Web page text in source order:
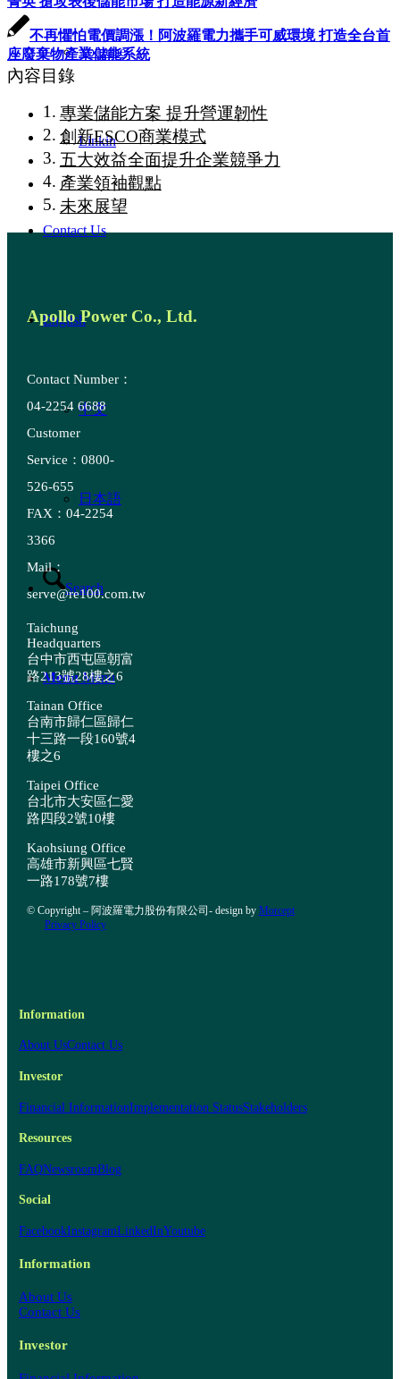
Youtube
Linkin
Contact Us
English
中文
日本語
Search
Menu Menu
不再懼怕電價調漲！阿波羅電力攜手可威環境 打造全台首
座廢棄物產業儲能系統
內容目錄
專業儲能方案 提升營運韌性
創新ESCO商業模式
五大效益全面提升企業競爭力
產業領袖觀點
未來展望
Apollo Power Co., Ltd.
Contact Number：
04-2254 6688
Customer
Service：0800-
526-655
FAX：04-2254
3366
Mail：
serve@re100.com.tw
Taichung
Headquarters
台中市西屯區朝富
路213號28樓之6
Tainan Office
台南市歸仁區歸仁
十三路一段160號4
樓之6
Taipei Office
台北市大安區仁愛
路四段2號10樓
Kaohsiung Office
高雄市新興區七賢
一路178號7樓
© Copyright – 阿波羅電力股份有限公司- design by Morcept
Privacy Policy
Information
About UsContact Us
Investor
Financial InformationImplementation StatusStakeholders
Resources
FAQNewsroomBlog
Social
FacebookInstagramLinkedInYoutube
Information
About Us
Contact Us
Investor